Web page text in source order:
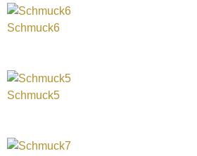
Schmuck6
Schmuck5